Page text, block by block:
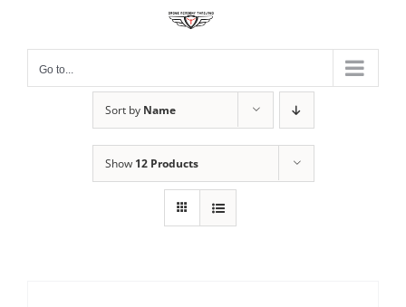
contentGo to...
Sort by Name
Show 12 Products